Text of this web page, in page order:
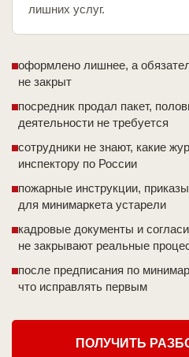
лишних услуг.
оформлено лишнее, а
не закрыт
посредник продал пакет,
деятельности не требуется
сотрудники не знают, какие
инспектору по России
пожарные инструкции,
для минимаркета устарели
кадровые документы и
не закрывают реальные
после предписания по
что исправлять первым
ПОЛУЧИТЬ